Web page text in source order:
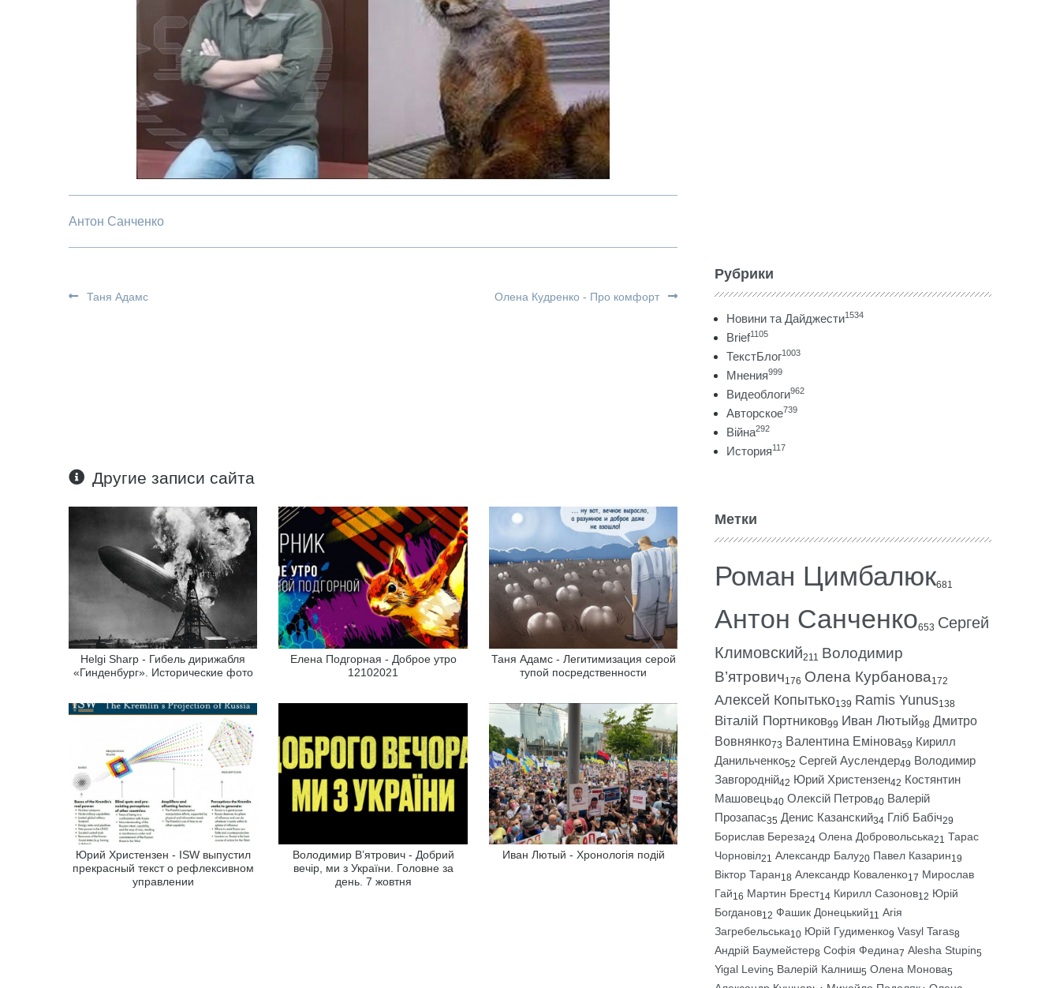
Антон Санченко
Таня Адамс Олена Кудренко - Про комфорт
Другие записи сайта
Helgi Sharp - Гибель дирижабля
«Гинденбург». Исторические фото
Елена Подгорная - Доброе утро
12102021
Таня Адамс - Легитимизация серой
тупой посредственности
Юрий Христензен - ISW выпустил
прекрасный текст о рефлексивном
управлении
Володимир В’ятрович - Добрий
вечір, ми з України. Головне за
день. 7 жовтня
Иван Лютый - Хронологiя подiй
Рубрики
Новини та Дайджести1534
Brief1105
ТекстБлог1003
Мнения999
Видеоблоги962
Авторское739
Війна292
История117
Метки
Роман Цимбалюк681
Антон Санченко653 Сергей
Климовский211 Володимир
В’ятрович176 Олена Курбанова172
Алексей Копытько139 Ramis Yunus138
Віталій Портников99 Иван Лютый98 Дмитро
Вовнянко73 Валентина Емінова59 Кирилл
Данильченко52 Сергей Ауслендер49 Володимир
Завгородній42 Юрий Христензен42 Костянтин
Машовець40 Олексій Петров40 Валерій
Прозапас35 Денис Казанский34 Гліб Бабіч29
Борислав Береза24 Олена Добровольська21 Тарас
Чорновіл21 Александр Балу20 Павел Казарин19
Віктор Таран18 Александр Коваленко17 Мирослав
Гай16 Мартин Брест14 Кирилл Сазонов12 Юрій
Богданов12 Фашик Донецький11 Агія
Загребельська10 Юрій Гудименко9 Vasyl Taras8
Андрій Баумейстер8 Софія Федина7 Alesha Stupin5
Yigal Levin5 Валерій Калниш5 Олена Монова5